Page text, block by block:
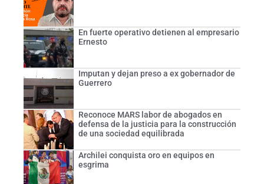
En fuerte operativo detienen al empresario
Ernesto
Imputan y dejan preso a ex gobernador de
Guerrero
Reconoce MARS labor de abogados en
defensa de la justicia para la construcción
de una sociedad equilibrada
Archilei conquista oro en equipos en
esgrima